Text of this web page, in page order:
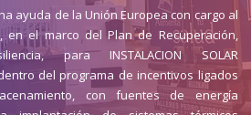
ayuda de la Unión Europea con cargo al
en el marco del Plan de Recuperación,
para INSTALACION SOLAR
dentro del programa de incentivos ligados
con fuentes de energía